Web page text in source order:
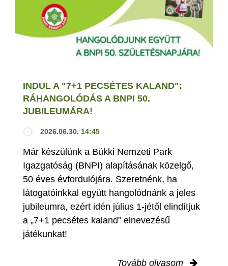
INDUL A "7+1 PECSÉTES KALAND":
RÁHANGOLÓDÁS A BNPI 50.
JUBILEUMÁRA!
2026.06.30. 14:45
Már készülünk a Bükki Nemzeti Park
Igazgatóság (BNPI) alapításának közelgő,
50 éves évfordulójára. Szeretnénk, ha
látogatóinkkal együtt hangolódnánk a jeles
jubileumra, ezért idén július 1-jétől elindítjuk
a „7+1 pecsétes kaland” elnevezésű
játékunkat!
Tovább olvasom